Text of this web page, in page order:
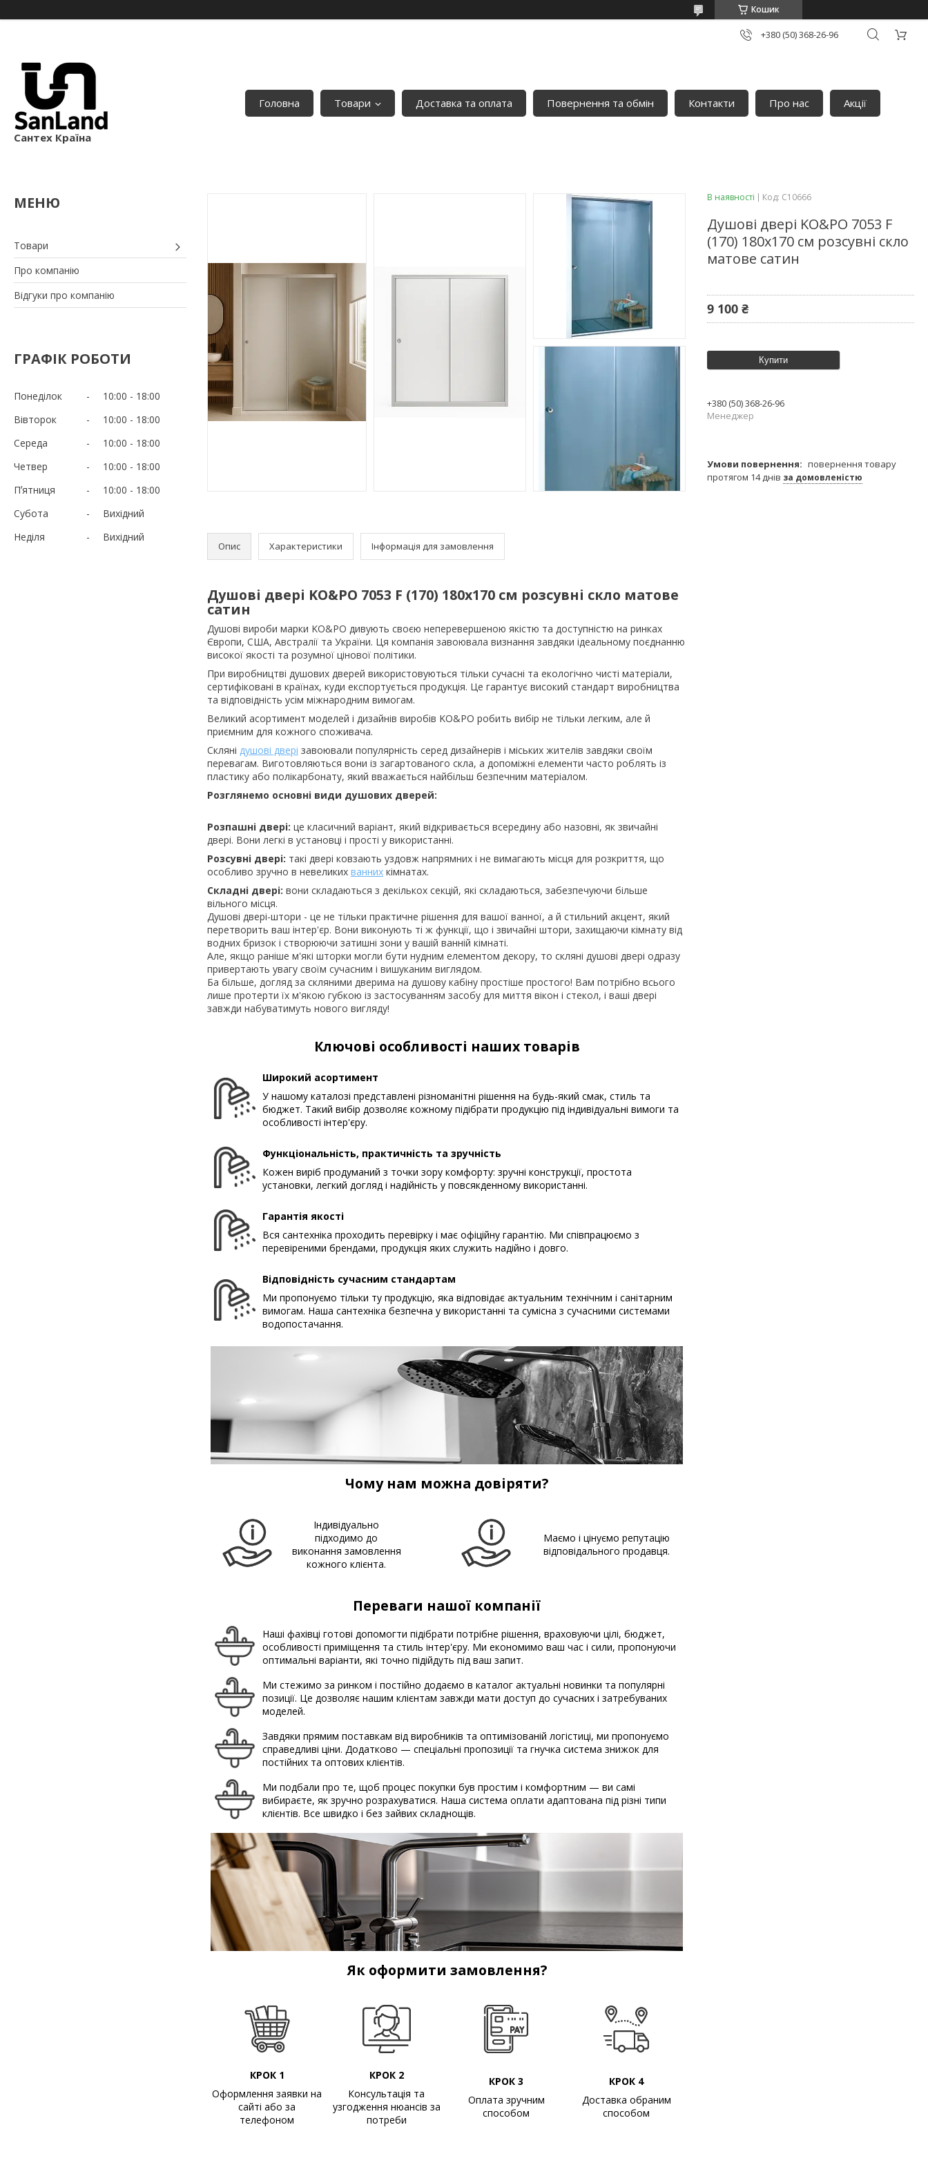
Кошик
+380 (50) 368-26-96
Сантех Країна
Головна Товари Доставка та оплата Повернення та обмін Контакти Про нас Акції
Товари
Про компанію
Відгуки про компанію
ГРАФІК РОБОТИ
Понеділок 10:00
18:00
Вівторок
10:00
18:00
Середа
10:00
18:00
Четвер
10:00
18:00
Пʼятниця
10:00
18:00
Субота
Вихідний
Неділя
Вихідний
Опис Характеристики Інформація для замовлення
Душові двері KO&PO 7053 F (170) 180х170 см розсувні скло матове
сатин
Душові вироби марки KO&PO дивують своєю неперевершеною якістю та доступністю на ринках
Європи, США, Австралії та України. Ця компанія завоювала визнання завдяки ідеальному поєднанню
високої якості та розумної цінової політики.
При виробництві душових дверей використовуються тільки сучасні та екологічно чисті матеріали,
сертифіковані в країнах, куди експортується продукція. Це гарантує високий стандарт виробництва
та відповідність усім міжнародним вимогам.
Великий асортимент моделей і дизайнів виробів KO&PO робить вибір не тільки легким, але й
приємним для кожного споживача.
Скляні душові двері завоювали популярність серед дизайнерів і міських жителів завдяки своїм
перевагам. Виготовляються вони із загартованого скла, а допоміжні елементи часто роблять із
пластику або полікарбонату, який вважається найбільш безпечним матеріалом.
Розглянемо основні види душових дверей:
Розпашні двері: це класичний варіант, який відкривається всередину або назовні, як звичайні
двері. Вони легкі в установці і прості у використанні.
Розсувні двері: такі двері ковзають уздовж напрямних і не вимагають місця для розкриття, що
особливо зручно в невеликих ванних кімнатах.
Складні двері: вони складаються з декількох секцій, які складаються, забезпечуючи більше
вільного місця.
Душові двері-штори - це не тільки практичне рішення для вашої ванної, а й стильний акцент, який
перетворить ваш інтер'єр. Вони виконують ті ж функції, що і звичайні штори, захищаючи кімнату від
водних бризок і створюючи затишні зони у вашій ванній кімнаті.
Але, якщо раніше м'які шторки могли бути нудним елементом декору, то скляні душові двері одразу
привертають увагу своїм сучасним і вишуканим виглядом.
Ба більше, догляд за скляними дверима на душову кабіну простіше простого! Вам потрібно всього
лише протерти їх м'якою губкою із застосуванням засобу для миття вікон і стекол, і ваші двері
завжди набуватимуть нового вигляду!
Ключові особливості наших товарів
Широкий асортимент
У нашому каталозі представлені різноманітні рішення на будь-який смак, стиль та
бюджет. Такий вибір дозволяє кожному підібрати продукцію під індивідуальні вимоги та
особливості інтер'єру.
Функціональність, практичність та зручність
Кожен виріб продуманий з точки зору комфорту: зручні конструкції, простота
установки, легкий догляд і надійність у повсякденному використанні.
Гарантія якості
Вся сантехніка проходить перевірку і має офіційну гарантію. Ми співпрацюємо з
перевіреними брендами, продукція яких служить надійно і довго.
Відповідність сучасним стандартам
Ми пропонуємо тільки ту продукцію, яка відповідає актуальним технічним і санітарним
вимогам. Наша сантехніка безпечна у використанні та сумісна з сучасними системами
водопостачання.
Чому нам можна довіряти?
Індивідуально
підходимо до
виконання замовлення
кожного клієнта.
Маємо і цінуємо репутацію
відповідального продавця.
Переваги нашої компанії
Наші фахівці готові допомогти підібрати потрібне рішення, враховуючи цілі, бюджет,
особливості приміщення та стиль інтер'єру. Ми економимо ваш час і сили, пропонуючи
оптимальні варіанти, які точно підійдуть під ваш запит.
Ми стежимо за ринком і постійно додаємо в каталог актуальні новинки та популярні
позиції. Це дозволяє нашим клієнтам завжди мати доступ до сучасних і затребуваних
моделей.
Завдяки прямим поставкам від виробників та оптимізованій логістиці, ми пропонуємо
справедливі ціни. Додатково — спеціальні пропозиції та гнучка система знижок для
постійних та оптових клієнтів.
Ми подбали про те, щоб процес покупки був простим і комфортним — ви самі
вибираєте, як зручно розрахуватися. Наша система оплати адаптована під різні типи
клієнтів. Все швидко і без зайвих складнощів.
Як оформити замовлення?
КРОК 1
Оформлення заявки на
сайті або за
телефоном
КРОК 2
Консультація та
узгодження нюансів за
потреби
КРОК 3
Оплата зручним
способом
КРОК 4
Доставка обраним
способом
В наявності Код: C10666
Душові двері KO&PO 7053 F
(170) 180х170 см розсувні скло
матове сатин
9 100 ₴
Купити
+380 (50) 368-26-96
Менеджер
повернення товару
протягом 14 днів за домовленістю